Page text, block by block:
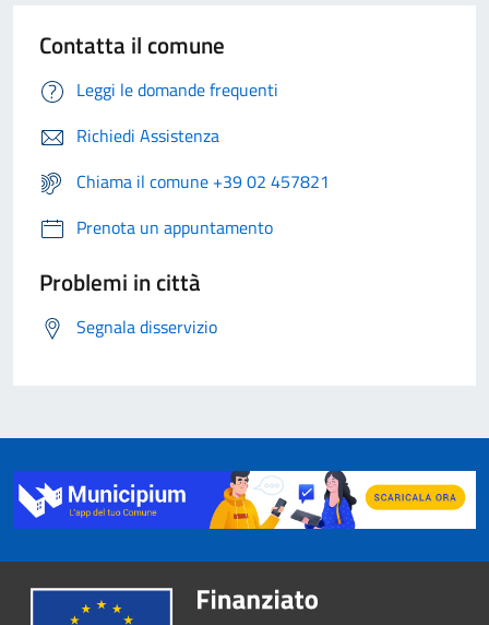
Contatta il comune
Leggi le domande frequenti
Richiedi Assistenza
Chiama il comune +39 02 457821
Prenota un appuntamento
Problemi in città
Segnala disservizio